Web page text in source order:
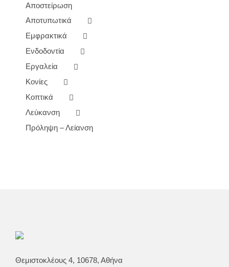
Αποστείρωση
Αποτυπωτικά
Εμφρακτικά
Ενδοδοντία
Εργαλεία
Κονίες
Κοπτικά
Λεύκανση
Πρόληψη – Λείανση
Θεμιστοκλέους 4, 10678, Αθήνα